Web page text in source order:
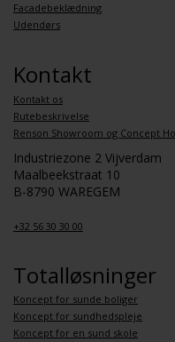
Facadebeklædning
Udendørs
Kontakt
Kontakt os
Rutebeskrivelse
Renson Showroom og Concept
Industriezone 2 Vijverdam
Maalbeekstraat 10
B-8790 WAREGEM
+32 56 30 30 00
Totalløsninger
Koncept for sunde boliger
Koncept for sundhedspleje
Koncept for en sund skole